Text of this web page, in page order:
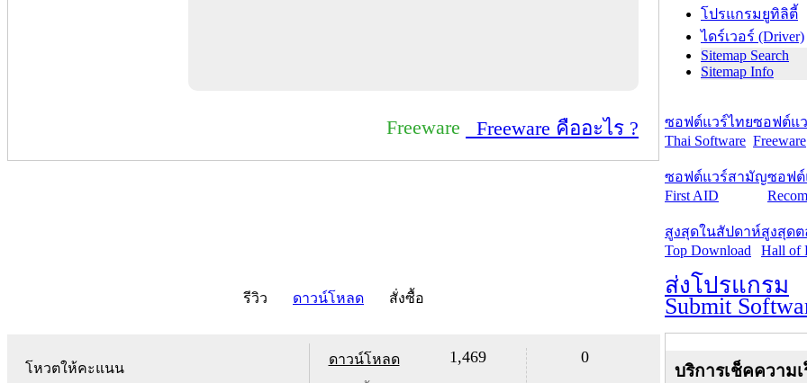
Freeware Freeware คืออะไร ?
รีวิว ดาวน์โหลด สั่งซื้อ
โหวตให้คะแนน
ดาวน์โหลด 1,469 0
โปรแกรมยูทิลิตี้
ไดร์เวอร์ (Driver)
Sitemap Search
Sitemap Info
ซอฟต์แวร์ไทย
Thai Software
ซอฟต์แ
Freeware
ซอฟต์แวร์สามัญ
First AID
ซอฟต์
สูงสุดในสัปดาห์
Top Download
สูงสุด
Hall of
ส่งโปรแกรม
Submit
บริการเช็คความเ